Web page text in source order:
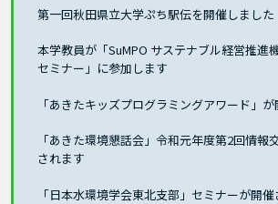
第一回秋田県立大学ぷち駅伝を開催しました
本学教員が「SuMPO サステナブル経営推進
セミナー」に参加します
「あきたキッズプログラミングアワード」
「あきた環境懇話会」令和元年度第2回情報
されます
「日本水環境学会東北支部」セミナーが開